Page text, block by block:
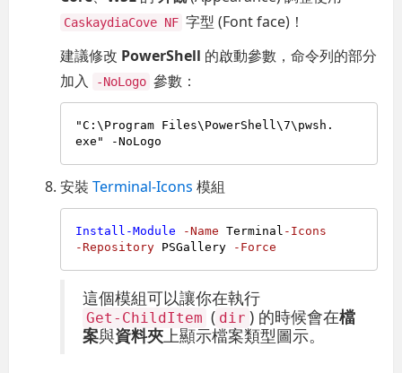
CaskaydiaCove NF 字型 (Font face)！
建議修改 PowerShell 的啟動參數，命令列的部分
加入
-NoLogo 參數：
"C:\Program Files\PowerShell\7\pwsh.
安裝Terminal-Icons 模組
Install-Module -Name Terminal -Icons
-Repository PSGallery -Force
這個模組可以讓你在執行
Get-ChildItem ( dir ) 的時候會在檔
案與資料夾 上顯示檔案類型圖示。